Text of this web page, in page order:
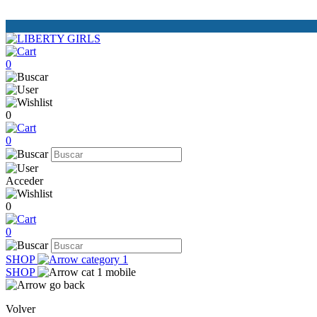
0
0
0
Acceder
0
0
SHOP
SHOP
Volver